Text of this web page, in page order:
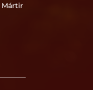
Mártir